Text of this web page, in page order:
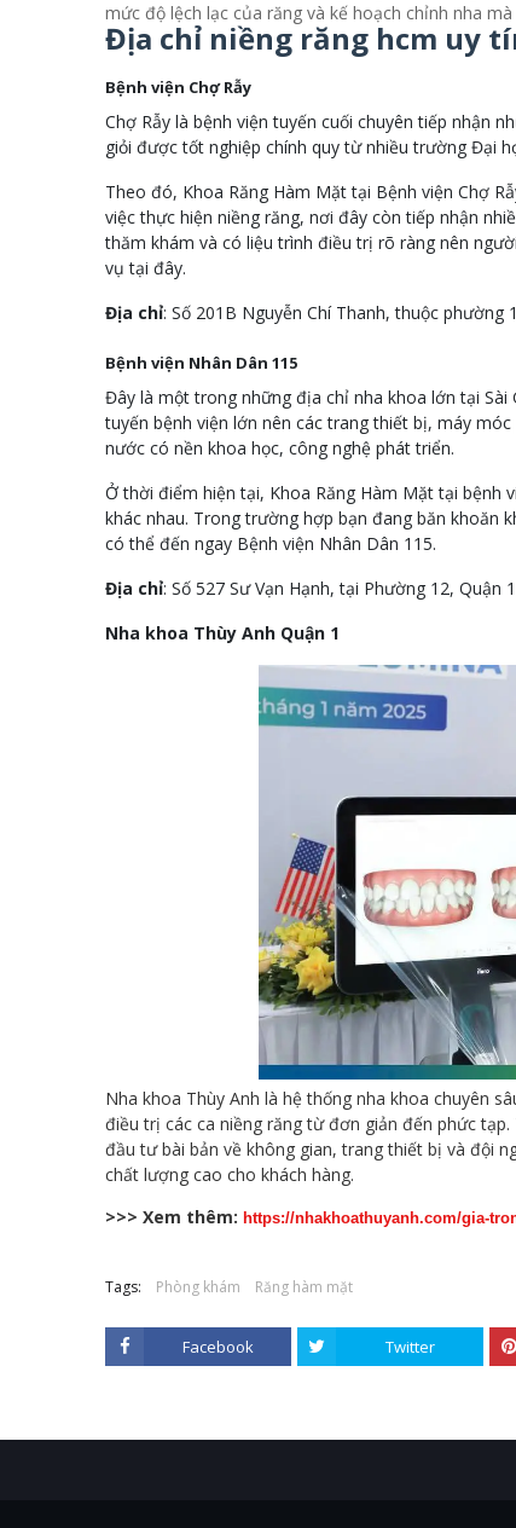
mức độ lệch lạc của răng và kế hoạch chỉnh nha
Địa chỉ niềng răng hcm uy
Bệnh viện Chợ Rẫy
Chợ Rẫy là bệnh viện tuyến cuối chuyên tiếp nhận
giỏi được tốt nghiệp chính quy từ nhiều trường Đại
Theo đó, Khoa Răng Hàm Mặt tại Bệnh viện Chợ
việc thực hiện niềng răng, nơi đây còn tiếp nhận
thăm khám và có liệu trình điều trị rõ ràng nên
vụ tại đây.
Địa chỉ: Số 201B Nguyễn Chí Thanh, thuộc phường
Bệnh viện Nhân Dân 115
Đây là một trong những địa chỉ nha khoa lớn tại
tuyến bệnh viện lớn nên các trang thiết bị, máy
nước có nền khoa học, công nghệ phát triển.
Ở thời điểm hiện tại, Khoa Răng Hàm Mặt tại bệnh
khác nhau. Trong trường hợp bạn đang băn khoăn
có thể đến ngay Bệnh viện Nhân Dân 115.
Địa chỉ: Số 527 Sư Vạn Hạnh, tại Phường 12, Quận
Nha khoa Thùy Anh Quận 1
Nha khoa Thùy Anh là hệ thống nha khoa chuyên
điều trị các ca niềng răng từ đơn giản đến phức
đầu tư bài bản về không gian, trang thiết bị và đội
chất lượng cao cho khách hàng.
>>> Xem thêm: https://nhakhoathuyanh.com/gia-
Tags: Phòng khám Răng hàm mặt
Facebook Twitter